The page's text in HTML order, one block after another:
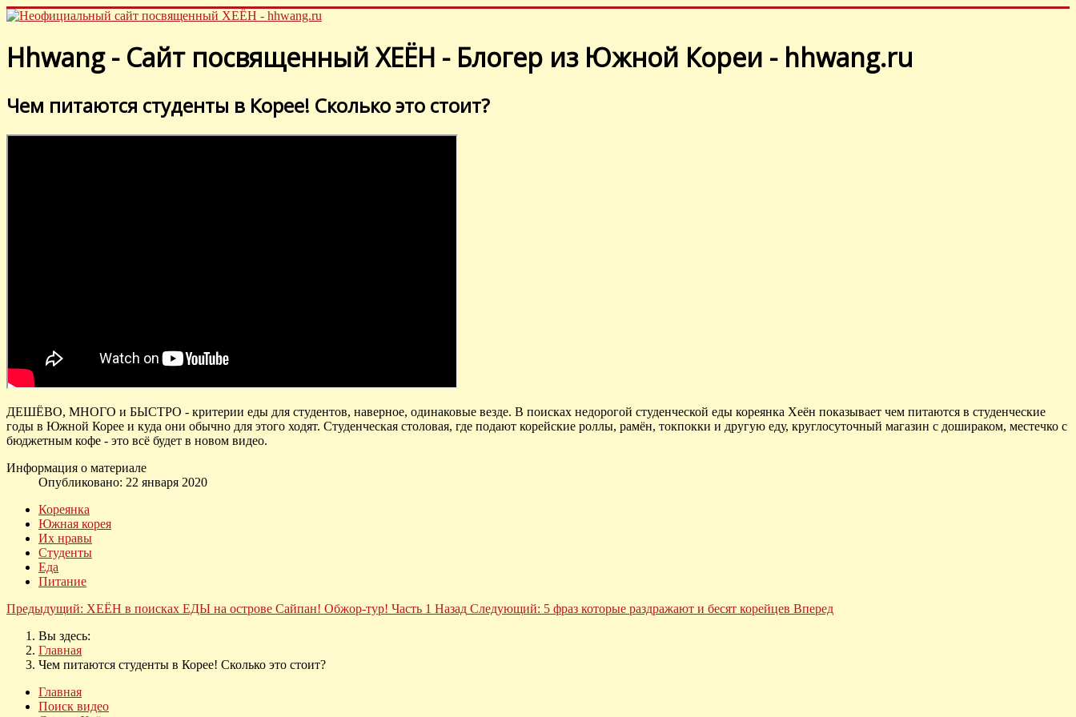
Hhwang - Сайт посвященный ХЕЁН - Блогер из Южной Кореи - hhwang.ru
Чем питаются студенты в Корее! Сколько это стоит?
ДЕШЁВО, МНОГО и БЫСТРО - критерии еды для студентов, наверное, одинаковые везде. В поисках недорогой студенческой еды кореянка Хеён показывает чем питаются в студенческие
годы в Южной Корее и куда они обычно для этого ходят. Студенческая столовая, где подают корейские роллы, рамён, токпокки и другую еду, круглосуточный магазин с дошираком, местечко с
бюджетным кофе - это всё будет в новом видео.
Информация о материале
Опубликовано: 22 января 2020
Кореянка
Южная корея
Их нравы
Студенты
Еда
Питание
Предыдущий: ХЕЁН в поисках ЕДЫ на острове Сайпан! Обжор-тур! Часть 1 Назад Следующий: 5 фраз которые раздражают и бесят корейцев Вперед
Вы здесь:
Главная
Чем питаются студенты в Корее! Сколько это стоит?
Главная
Поиск видео